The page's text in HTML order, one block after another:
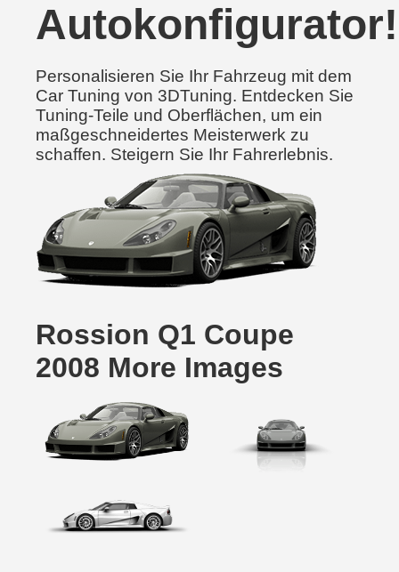
Autokonfigurator!
Personalisieren Sie Ihr Fahrzeug mit dem
Car Tuning von 3DTuning. Entdecken Sie
Tuning-Teile und Oberflächen, um ein
maßgeschneidertes Meisterwerk zu
schaffen. Steigern Sie Ihr Fahrerlebnis.
Rossion Q1 Coupe
2008 More Images